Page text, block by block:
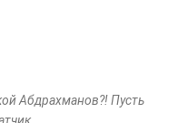
Абдрахманов?! Пусть